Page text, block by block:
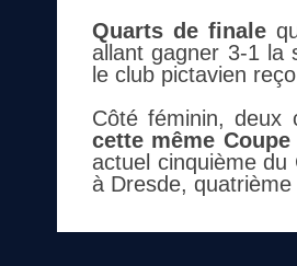
Quarts de finale
allant gagner 3-1 la
le club pictavien
Côté féminin, deux
cette même Coupe
actuel cinquième
à Dresde,